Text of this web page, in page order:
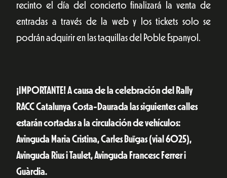
recinto el día del concierto finalizará la venta de
entradas a través de la web y los tickets solo se
podrán adquirir en las taquillas del Poble Espanyol.
¡IMPORTANTE! A causa de la celebración del Rally
RACC Catalunya Costa-Daurada las siguientes calles
estarán cortadas a la circulación de vehículos:
Avinguda Maria Cristina, Carles Buïgas (vial 6025),
Avinguda Rius i Taulet, Avinguda Francesc Ferrer i
Guàrdia.